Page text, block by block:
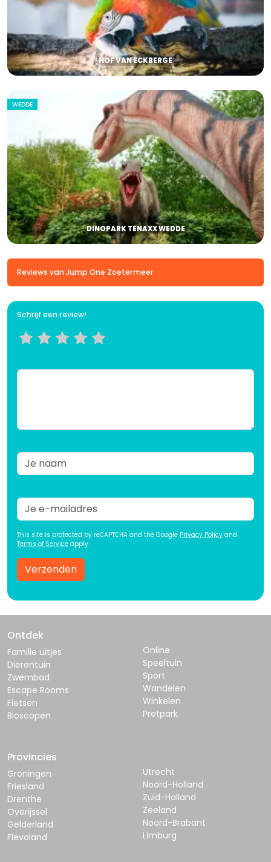
HOF VAN ECKBERGE
WEDDE
DINOPARK TENAXX WEDDE
Reviews van Jump One Zoetermeer
Schrijf een review!
This site is protected by reCAPTCHA and the Google Privacy Policy and
Terms of Service apply.
Verzenden
Ontdek
Familie uitjes
Dierentuin
Zwembad
Escape Rooms
Fietsen
Bioscopen
Online
Speeltuin
Sport
Wandelen
Winkelen
Pretpark
Provincies
Groningen
Friesland
Drenthe
Overijssel
Gelderland
Flevoland
Utrecht
Noord-Holland
Zuid-Holland
Zeeland
Noord-Brabant
Limburg